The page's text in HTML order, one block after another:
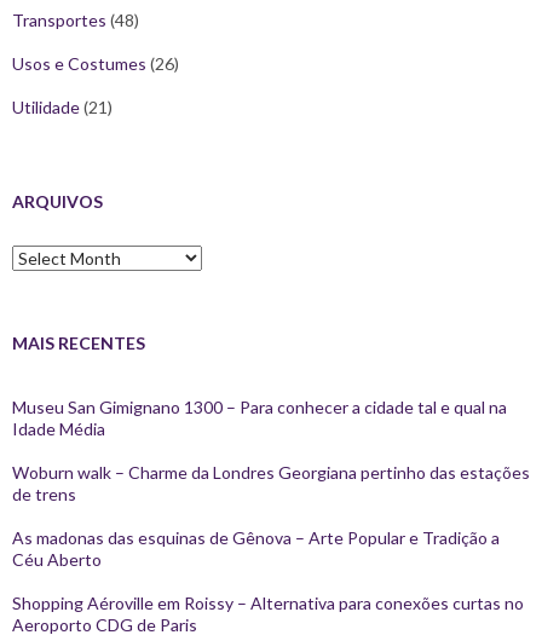
Transportes (48)
Usos e Costumes (26)
Utilidade(21)
ARQUIVOS
Arquivos
MAIS RECENTES
Museu San Gimignano 1300 – Para conhecer a cidade tal e qual na
Idade Média
Woburn walk – Charme da Londres Georgiana pertinho das estações
de trens
As madonas das esquinas de Gênova – Arte Popular e Tradição a
Céu Aberto
Shopping Aéroville em Roissy – Alternativa para conexões curtas no
Aeroporto CDG de Paris